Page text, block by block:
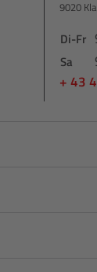
9020
Di-Fr
Sa
+ 43